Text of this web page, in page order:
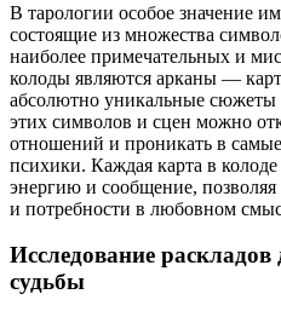
В тарологии особое значение
состоящие из множества
наиболее примечательных и
колоды являются арканы —
абсолютно уникальные сюжеты
этих символов и сцен можно
отношений и проникать в
психики. Каждая карта в
энергию и сообщение,
и потребности в любовном
Исследование
судьбы